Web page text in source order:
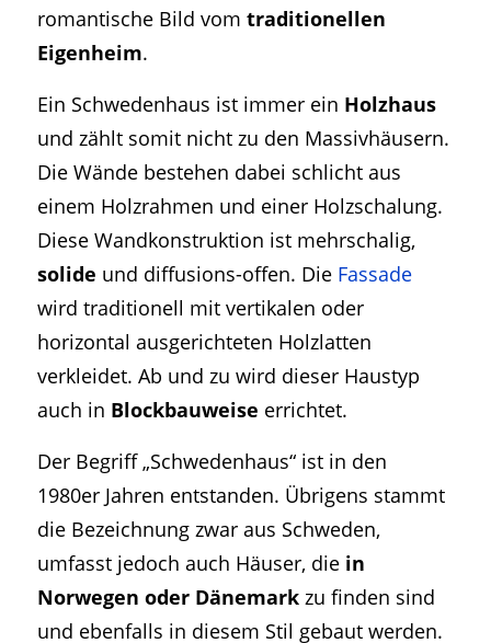
romantische Bild vom traditionellen
Eigenheim.
Ein Schwedenhaus ist immer ein Holzhaus
und zählt somit nicht zu den Massivhäusern.
Die Wände bestehen dabei schlicht aus
einem Holzrahmen und einer Holzschalung.
Diese Wandkonstruktion ist mehrschalig,
solide und diffusions-offen. Die Fassade
wird traditionell mit vertikalen oder
horizontal ausgerichteten Holzlatten
verkleidet. Ab und zu wird dieser Haustyp
auch in Blockbauweise errichtet.
Der Begriff „Schwedenhaus“ ist in den
1980er Jahren entstanden. Übrigens stammt
die Bezeichnung zwar aus Schweden,
umfasst jedoch auch Häuser, die in
Norwegen oder Dänemarkzu finden sind
und ebenfalls in diesem Stil gebaut werden.